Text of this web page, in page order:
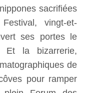
sacrifiées
vingt-et-
ses portes le
Et la bizarrerie,
de
pour ramper